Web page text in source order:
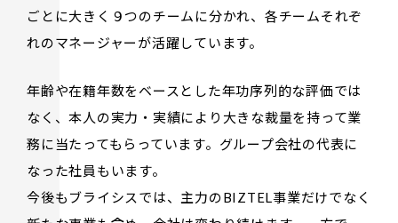
ごとに大きく９つのチームに分かれ、各チームそれぞ
れのマネージャーが活躍しています。
年齢や在籍年数をベースとした年功序列的な評価では
なく、本人の実力・実績により大きな裁量を持って業
務に当たってもらっています。グループ会社の代表に
なった社員もいます。
今後もブライシスでは、主力のBIZTEL事業だけでなく